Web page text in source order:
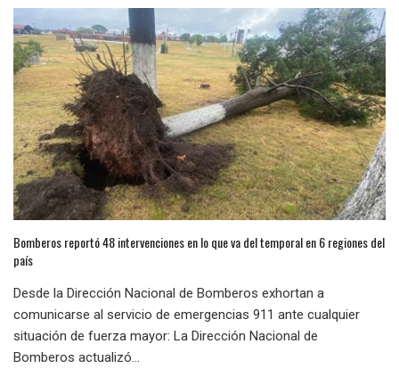
Bomberos reportó 48 intervenciones en lo que va del temporal en 6 regiones del
país
Desde la Dirección Nacional de Bomberos exhortan a
comunicarse al servicio de emergencias 911 ante cualquier
situación de fuerza mayor: La Dirección Nacional de
Bomberos actualizó...